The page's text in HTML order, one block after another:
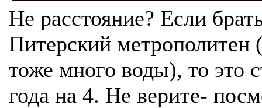
Не расстояние? Если
Питерский метрополитен
тоже много воды), то это
года на 4. Не верите-